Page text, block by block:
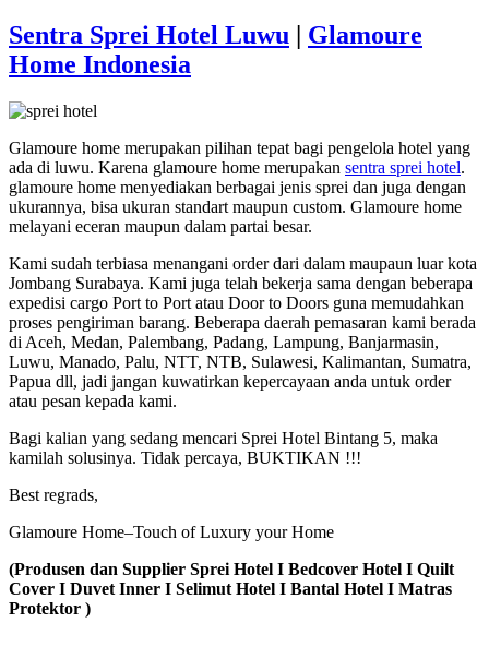
Sentra Sprei Hotel Luwu | Glamoure
Home Indonesia
Glamoure home merupakan pilihan tepat bagi pengelola hotel yang
ada di luwu. Karena glamoure home merupakan sentra sprei hotel.
glamoure home menyediakan berbagai jenis sprei dan juga dengan
ukurannya, bisa ukuran standart maupun custom. Glamoure home
melayani eceran maupun dalam partai besar.
Kami sudah terbiasa menangani order dari dalam maupaun luar kota
Jombang Surabaya. Kami juga telah bekerja sama dengan beberapa
expedisi cargo Port to Port atau Door to Doors guna memudahkan
proses pengiriman barang. Beberapa daerah pemasaran kami berada
di Aceh, Medan, Palembang, Padang, Lampung, Banjarmasin,
Luwu, Manado, Palu, NTT, NTB, Sulawesi, Kalimantan, Sumatra,
Papua dll, jadi jangan kuwatirkan kepercayaan anda untuk order
atau pesan kepada kami.
Bagi kalian yang sedang mencari Sprei Hotel Bintang 5, maka
kamilah solusinya. Tidak percaya, BUKTIKAN !!!
Best regrads,
Glamoure Home–Touch of Luxury your Home
(Produsen dan Supplier Sprei Hotel I Bedcover Hotel I Quilt
Cover I Duvet Inner I Selimut Hotel I Bantal Hotel I Matras
Protektor )